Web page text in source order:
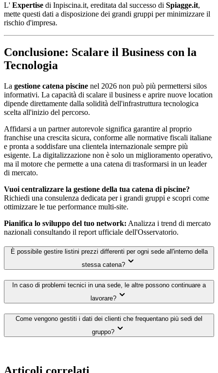
L' Expertise di Inpiscina.it, ereditata dal successo di Spiagge.it,
mette questi dati a disposizione dei grandi gruppi per minimizzare il
rischio d'impresa.
Conclusione: Scalare il Business con la
Tecnologia
La gestione catena piscine nel 2026 non può più permettersi silos
informativi. La capacità di scalare il business e aprire nuove location
dipende direttamente dalla solidità dell'infrastruttura tecnologica
scelta all'inizio del percorso.
Affidarsi a un partner autorevole significa garantire al proprio
franchise una crescita sicura, conforme alle normative fiscali italiane
e pronta a soddisfare una clientela internazionale sempre più
esigente. La digitalizzazione non è solo un miglioramento operativo,
ma il motore che permette a una catena di trasformarsi in un leader
di mercato.
Vuoi centralizzare la gestione della tua catena di piscine?
Richiedi una consulenza dedicata per i grandi gruppi e scopri come
ottimizzare le tue performance multi-site.
Pianifica lo sviluppo del tuo network: Analizza i trend di mercato
nazionali consultando il report ufficiale dell'Osservatorio.
È possibile gestire listini prezzi differenti per ogni sede all'interno della
stessa catena?
In caso di problemi tecnici in una sede, le altre possono continuare a
lavorare?
Come vengono gestiti i dati dei clienti che frequentano più sedi del
gruppo?